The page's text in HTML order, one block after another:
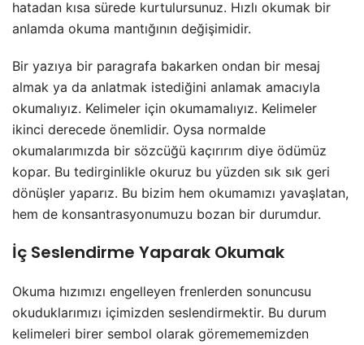
hatadan kısa sürede kurtulursunuz. Hızlı okumak bir
anlamda okuma mantığının değişimidir.
Bir yazıya bir paragrafa bakarken ondan bir mesaj
almak ya da anlatmak istediğini anlamak amacıyla
okumalıyız. Kelimeler için okumamalıyız. Kelimeler
ikinci derecede önemlidir. Oysa normalde
okumalarımızda bir sözcüğü kaçırırım diye ödümüz
kopar. Bu tedirginlikle okuruz bu yüzden sık sık geri
dönüşler yaparız. Bu bizim hem okumamızı yavaşlatan,
hem de konsantrasyonumuzu bozan bir durumdur.
İç Seslendirme Yaparak Okumak
Okuma hızımızı engelleyen frenlerden sonuncusu
okuduklarımızı içimizden seslendirmektir. Bu durum
kelimeleri birer sembol olarak göremememizden